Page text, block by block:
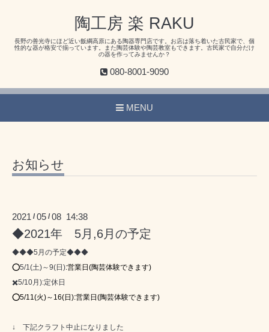
陶工房 楽 RAKU
長野の善光寺にほど近い飯綱高原にある陶器専門店です。お店は落ち着いた古民家で、個
性的な器が格安で揃っています。また陶芸体験や陶芸教室もできます。古民家で自分だけ
の器を作ってみませんか？
080-8001-9090
MENU
お知らせ
2021 /05 /08 14:38
◆2021年 5月,6月の予定
◆◆◆5月の予定◆◆◆
⭕5/1(土)～9(日):営業日(陶芸体験できます)
✖️5/10月):定休日
⭕5/11(火)～16(日):営業日(陶芸体験できます)
↓ 下記クラフト中止になりました